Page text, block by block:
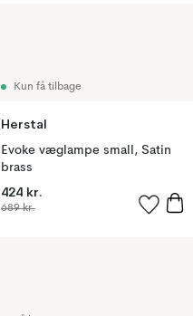
Kun få tilbage
Herstal
Evoke væglampe small, Satin
brass
424 kr.
689 kr.